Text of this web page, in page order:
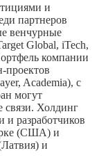
и
партнеров
венчурные
Global, iTech,
компании
проектов
Academia), с
могут
связи. Холдинг
и разработчиков
(США) и
и